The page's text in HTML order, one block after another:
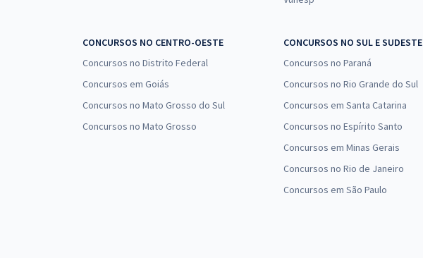
CONCURSOS NO CENTRO-OESTE
Concursos no Distrito Federal
Concursos em Goiás
Concursos no Mato Grosso do Sul
Concursos no Mato Grosso
CONCURSOS NO SUL E SUDESTE
Concursos no Paraná
Concursos no Rio Grande do Sul
Concursos em Santa Catarina
Concursos no Espírito Santo
Concursos em Minas Gerais
Concursos no Rio de Janeiro
Concursos em São Paulo